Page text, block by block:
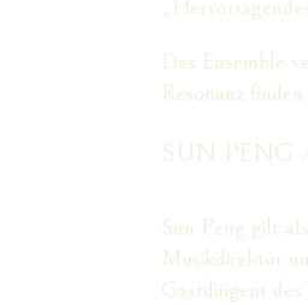
Das Ensemble
Resonanz
SUN PENG
Sun Peng gilt
Musikdirektor
Gastdirigent